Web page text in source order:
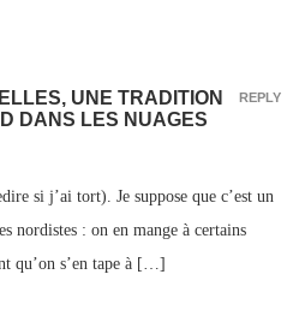
UNE TRADITION
DANS LES NUAGES
si j’ai tort). Je suppose que c’est un
nordistes : on en mange à certains
qu’on s’en tape à […]
REPLY